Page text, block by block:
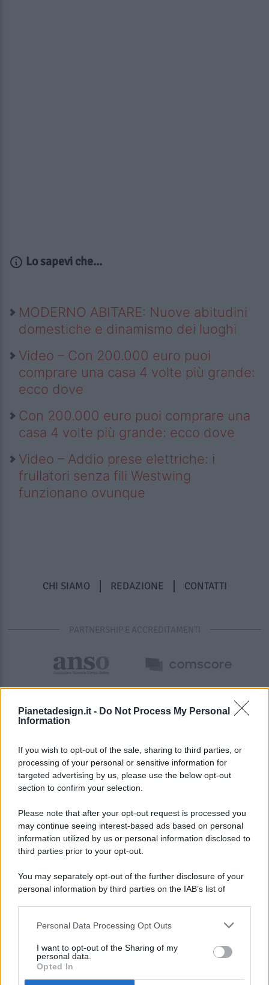
Pianetadesign.it - Do Not Process My Personal
Information
If you wish to opt-out of the sale, sharing to third parties, or
processing of your personal or sensitive information for
targeted advertising by us, please use the below opt-out
section to confirm your selection.
Please note that after your opt-out request is processed you
may continue seeing interest-based ads based on personal
information utilized by us or personal information disclosed to
third parties prior to your opt-out.
You may separately opt-out of the further disclosure of your
personal information by third parties on the IAB’s list of
This information may also be disclosed by us to third parties
disclose it to other third parties.
Personal Data Processing Opt Outs
I want to opt-out of the Sharing of my
personal data.
Opted In
Lo sapevi che...
MODERNO ABITARE: Nuove abitudini
domestiche e dinamismo dei luoghi
Video – Con 200.000 euro puoi
comprare una casa 4 volte più grande:
ecco dove
Con 200.000 euro puoi comprare una
casa 4 volte più grande: ecco dove
Video – Addio prese elettriche: i
frullatori senza fili Westwing
funzionano ovunque
CHI SIAMO REDAZIONE CONTATTI
PARTNERSHIP E ACCREDITAMENTI
© 2026 - Pianeta Design - P.IVA 04827280654 - Testata
Registrata Al Tribunale Di Nocera Inferiore N. 8/2020 - RG N.
ISCRIZIONE AL ROC N. 35792 – ISCRITTA ALL’ANSO
(ASSOCIAZIONE NAZIONALE STAMPA ONLINE)
PREFERENZE PRIVACY